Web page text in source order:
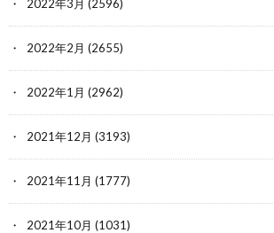
2022年3月 (2596)
2022年2月 (2655)
2022年1月 (2962)
2021年12月 (3193)
2021年11月 (1777)
2021年10月 (1031)